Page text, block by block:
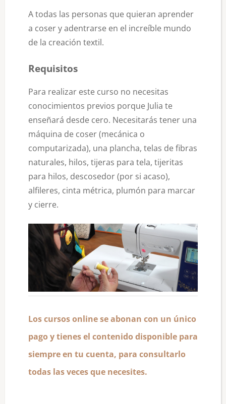
A todas las personas que quieran aprender
a coser y adentrarse en el increíble mundo
de la creación textil.
Requisitos
Para realizar este curso no necesitas
conocimientos previos porque Julia te
enseñará desde cero. Necesitarás tener una
máquina de coser (mecánica o
computarizada), una plancha, telas de fibras
naturales, hilos, tijeras para tela, tijeritas
para hilos, descosedor (por si acaso),
alfileres, cinta métrica, plumón para marcar
y cierre.
Los cursos online se abonan con un único
pago y tienes el contenido disponible para
siempre en tu cuenta, para consultarlo
todas las veces que necesites.